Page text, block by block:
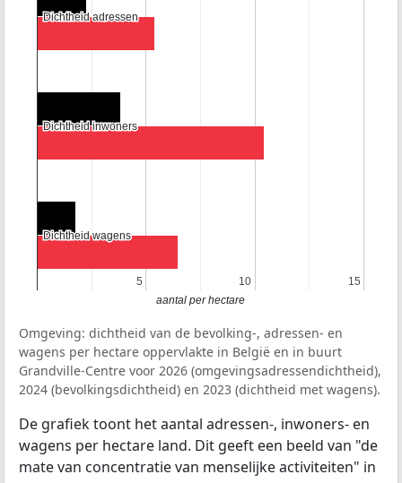
5
5 10
10 15
15
Dichtheid adressen
Dichtheid adressen
Dichtheid inwoners
Dichtheid inwoners
Dichtheid wagens
Dichtheid wagens
aantal per hectare
Omgeving: dichtheid van de bevolking-, adressen- en
wagens per hectare oppervlakte in België en in buurt
Grandville-Centre voor 2026 (omgevingsadressendichtheid),
2024 (bevolkingsdichtheid) en 2023 (dichtheid met wagens).
De grafiek toont het aantal adressen-, inwoners- en
wagens per hectare land. Dit geeft een beeld van "de
mate van concentratie van menselijke activiteiten" in